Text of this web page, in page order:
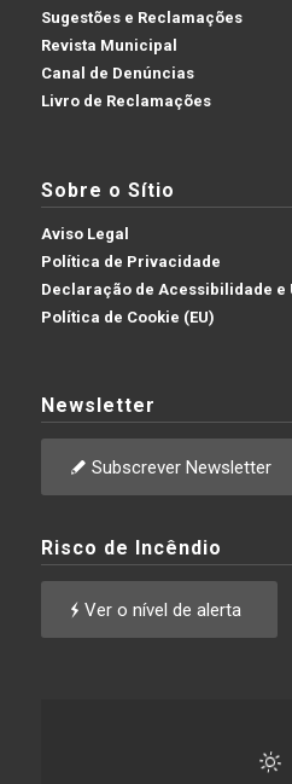
Sugestões e Reclamações
Revista Municipal
Canal de Denúncias
Livro de Reclamações
Sobre o Sítio
Aviso Legal
Política de Privacidade
Declaração de Acessibilidade e
Política de Cookie (EU)
Newsletter
Subscrever Newsletter
Risco de Incêndio
Ver o nível de alerta